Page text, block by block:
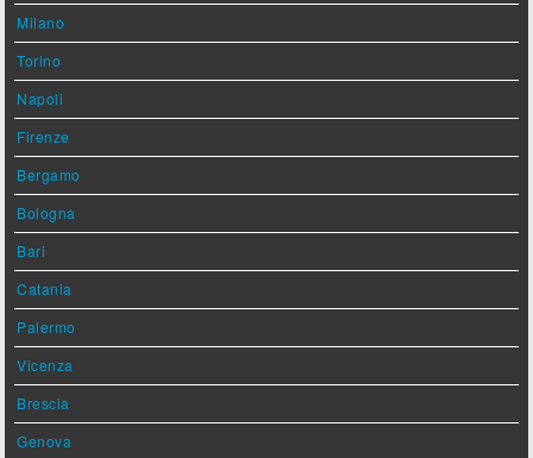
Milano
Torino
Napoli
Firenze
Bergamo
Bologna
Bari
Catania
Palermo
Vicenza
Brescia
Genova